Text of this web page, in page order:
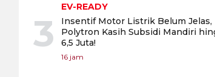
3
EV-READY
Insentif Motor Listrik Belum Jelas,
Polytron Kasih Subsidi Mandiri
6,5 Juta!
16 jam